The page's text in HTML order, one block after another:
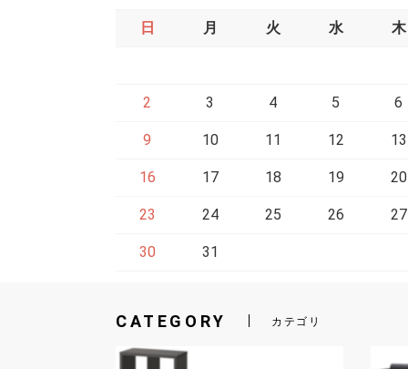
日 月 火 水 木
2 3 4 5 6
9 10 11 12 13
16 17 18 19 20
23 24 25 26 27
30 31
CATEGORY カテゴリ